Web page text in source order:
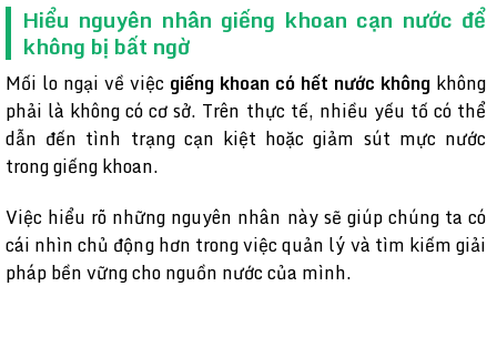
Hiểu nguyên nhân giếng khoan cạn nước để
không bị bất ngờ
Mối lo ngại về việc giếng khoan có hết nước không không
phải là không có cơ sở. Trên thực tế, nhiều yếu tố có thể
dẫn đến tình trạng cạn kiệt hoặc giảm sút mực nước
trong giếng khoan.
Việc hiểu rõ những nguyên nhân này sẽ giúp chúng ta có
cái nhìn chủ động hơn trong việc quản lý và tìm kiếm giải
pháp bền vững cho nguồn nước của mình.